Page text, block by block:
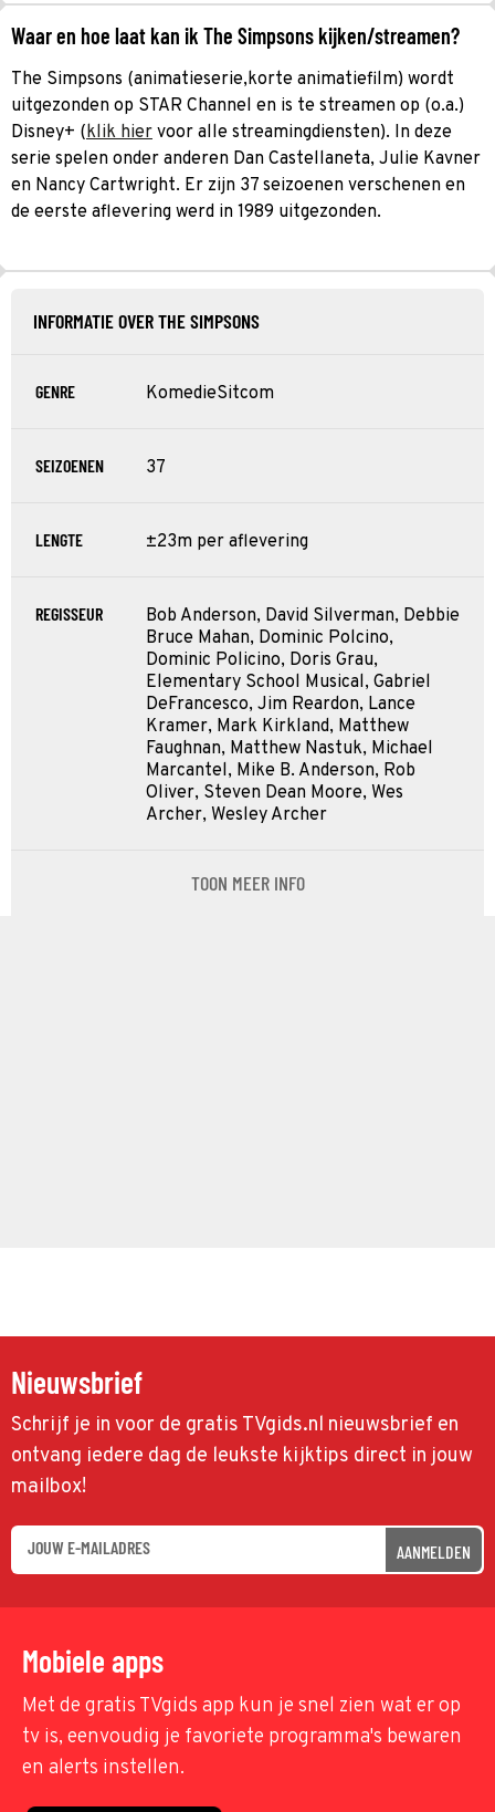
Waar en hoe laat kan ik The Simpsons kijken/streamen?
The Simpsons (animatieserie,korte animatiefilm) wordt
uitgezonden op STAR Channel en is te streamen op (o.a.)
Disney+ (klik hier voor alle streamingdiensten). In deze
serie spelen onder anderen Dan Castellaneta, Julie Kavner
en Nancy Cartwright. Er zijn 37 seizoenen verschenen en
de eerste aflevering werd in 1989 uitgezonden.
INFORMATIE OVER THE SIMPSONS
GENRE KomedieSitcom
SEIZOENEN 37
LENGTE ±23m per aflevering
REGISSEUR
Bob Anderson, David Silverman, Debbie
Bruce Mahan, Dominic Polcino,
Dominic Policino, Doris Grau,
Elementary School Musical, Gabriel
DeFrancesco, Jim Reardon, Lance
Kramer, Mark Kirkland, Matthew
Faughnan, Matthew Nastuk, Michael
Marcantel, Mike B. Anderson, Rob
Oliver, Steven Dean Moore, Wes
Archer, Wesley Archer
TOON MEER INFO
Nieuwsbrief
Schrijf je in voor de gratis TVgids.nl nieuwsbrief en
ontvang iedere dag de leukste kijktips direct in jouw
mailbox!
AANMELDEN
Mobiele apps
Met de gratis TVgids app kun je snel zien wat er op
tv is, eenvoudig je favoriete programma's bewaren
en alerts instellen.